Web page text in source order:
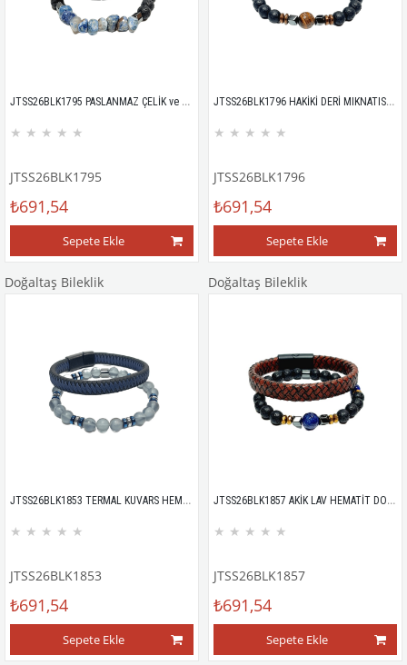
JTSS26BLK1795 PASLANMAZ ÇELİK ve HAKİKİ DERİ MIKNATISLI KİLİT SODALİT LAV HEMATİT DOĞALTAŞ KUTULU GARANTİLİ KOMBİN JANTİ BİLEKLİK
★ ★ ★ ★ ★
JTSS26BLK1795
₺691,54
Sepete Ekle
JTSS26BLK1796 HAKİKİ DERİ MIKNATISLI KİLİT KAPLANGÖZÜ LAV HEMATİT DOĞALTAŞ KUTULU GARANTİLİ KOMBİN JANTİ BİLEKLİK
★ ★ ★ ★ ★
JTSS26BLK1796
₺691,54
Sepete Ekle
Doğaltaş Bileklik
JTSS26BLK1853 TERMAL KUVARS HEMATİT DOĞALTAŞ ESNEK ve MIKNATISLI KİLİT PU MAZLZEME MAVİ 8 MM GARANTİLİ KUTULU KOMBİN JANTİ BİLEKLİK
★ ★ ★ ★ ★
JTSS26BLK1853
₺691,54
Sepete Ekle
Doğaltaş Bileklik
JTSS26BLK1857 AKİK LAV HEMATİT DOĞALTAŞ ESNEK ve MIKNATISLI KİLİT HAKİKİ DERİ MAZLZEME TABA SİYAH 8 MM GARANTİLİ KUTULU KOMBİN JANTİ BİLEKLİK
★ ★ ★ ★ ★
JTSS26BLK1857
₺691,54
Sepete Ekle